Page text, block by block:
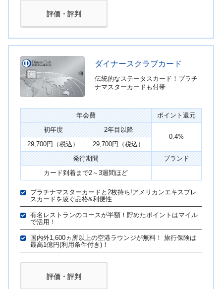
評価・評判
ダイナースクラブカード
伝統的なステータスカード！プラチ
ナマスターカードも付帯
年会費
ポイント還元
初年度
2年目以降
0.4%
29,700円（税込）
29,700円（税込）
発行期間
ブランド
カード到着まで2～3週間ほど
プラチナマスターカードと2枚持ち!アメリカンエキスプレ
スカードを凌ぐ品格&利便性
有名レストランのコースが半額！貯めたポイントはマイル
で活用！
国内外1,600ヵ所以上の空港ラウンジが無料！ 旅行保険は
最高1億円(利用条件付き)！
評価・評判